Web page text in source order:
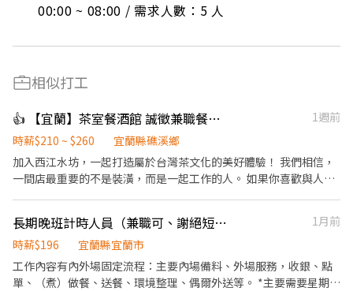
00:00 ~ 08:00 / 需求人數：5 人
相似打工
👍 【宜蘭】茶室餐酒館 誠徵兼職餐飲人員及調酒師 高薪
1週前
時薪$210 ~ $260
宜蘭縣礁溪鄉
加入西江水坊，一起打造屬於台灣茶文化的美好體驗！ 我們相信，
一間店最重要的不是裝潢，而是一起工作的人。 如果你喜歡與人交
起成長、一起創造回憶的地方。 ⸻ 【工作職缺】 餐飲人員（起
薪 $210 起） * 菜單介紹、點餐及送餐服務 * 簡易飲品及餐食製作 *
協助調酒師完成飲品製作 * 活動推廣、商品包裝及備料 * 辨識酒
品、環境及器具清潔維護 ⸻ 廚房助手（起薪 $210 起） * 協助
長期晚班計時人員（兼職可、謝絕短期工讀）
1月前
時薪$196
宜蘭縣宜蘭市
工作內容有內外場固定流程：主要內場備料、外場服務，收銀、點
單、（煮）做餐、送餐、環境整理、偶爾外送等。 *主要需要星期一